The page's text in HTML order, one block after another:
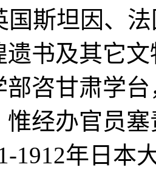
国斯坦因、
遗书及其它
部咨甘肃学
惟经办官员
1912年日本